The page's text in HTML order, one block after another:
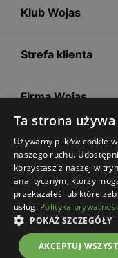
Klub Wojas
Strefa klienta
Firma Wojas
Porady
Regulamin sklepu
Ta strona
Używamy plików cookie
naszego ruchu.
korzystasz z naszej
analitycznym, którzy
przekazałeś lub które
usług. Polityka
POKAŻ SZCZEGÓŁY
AKCEPTUJ